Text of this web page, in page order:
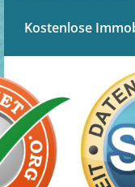
Kostenlose